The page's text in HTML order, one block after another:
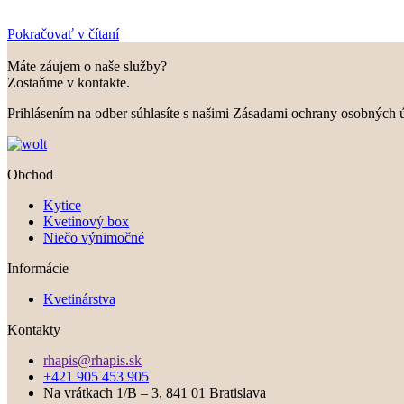
Pokračovať v čítaní
Máte záujem o naše služby?
Zostaňme v kontakte.
Prihlásením na odber súhlasíte s našimi Zásadami ochrany osobných
Obchod
Kytice
Kvetinový box
Niečo výnimočné
Informácie
Kvetinárstva
Kontakty
rhapis@rhapis.sk
+421 905 453 905
Na vrátkach 1/B – 3, 841 01 Bratislava